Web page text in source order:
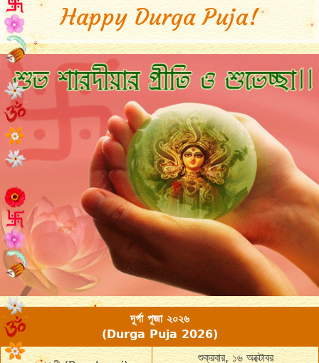
Happy Durga Puja!
দূর্গা পূজা ২০২৬
(Durga Puja 2026)
শুক্রবার, ১৬ অক্টোবর